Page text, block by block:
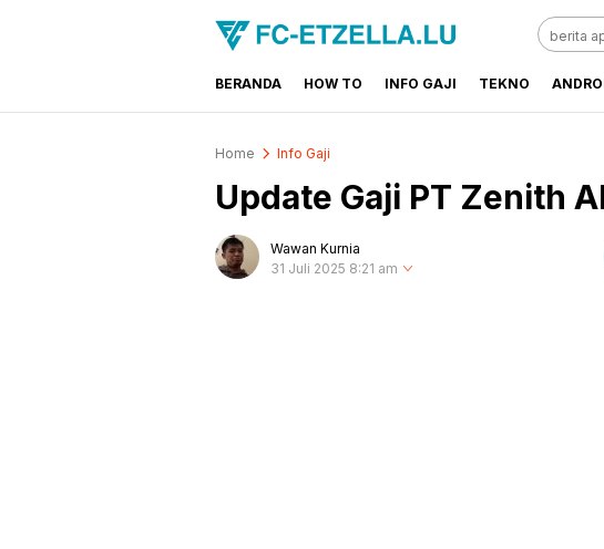
FC-ETZELLA.LU
Share & Learn The World
BERANDA HOW TO INFO GAJI TEKNO
Home Info Gaji
Update Gaji PT Zenith
Wawan Kurnia
31 Juli 2025 8:21 am